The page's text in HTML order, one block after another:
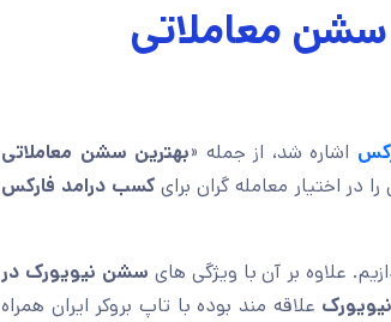
معاملاتی
اشاره شد، از جمله «بهترین سشن معاملاتی
در اختیار معامله گران برای کسب درامد فارکس
علاوه بر آن با ویژگی های سشن نیویورک در
علاقه مند بوده با تاپ بروکر ایران همراه